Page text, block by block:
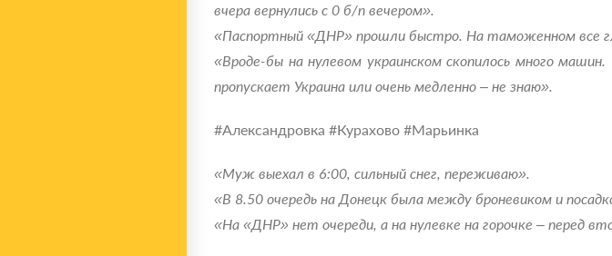
вчера вернулись с 0 б/п вечером».
«Паспортный «ДНР» прошли быстро. На таможенном все
«Вроде-бы на нулевом украинском скопилось много
пропускает Украина или очень медленно ‒ не знаю».
#Александровка #Курахово #Марьинка
«Муж выехал в 6:00, сильный снег, переживаю».
«В 8.50 очередь на Донецк была между броневиком и
«На «ДНР» нет очереди, а на нулевке на горочке ‒ перед